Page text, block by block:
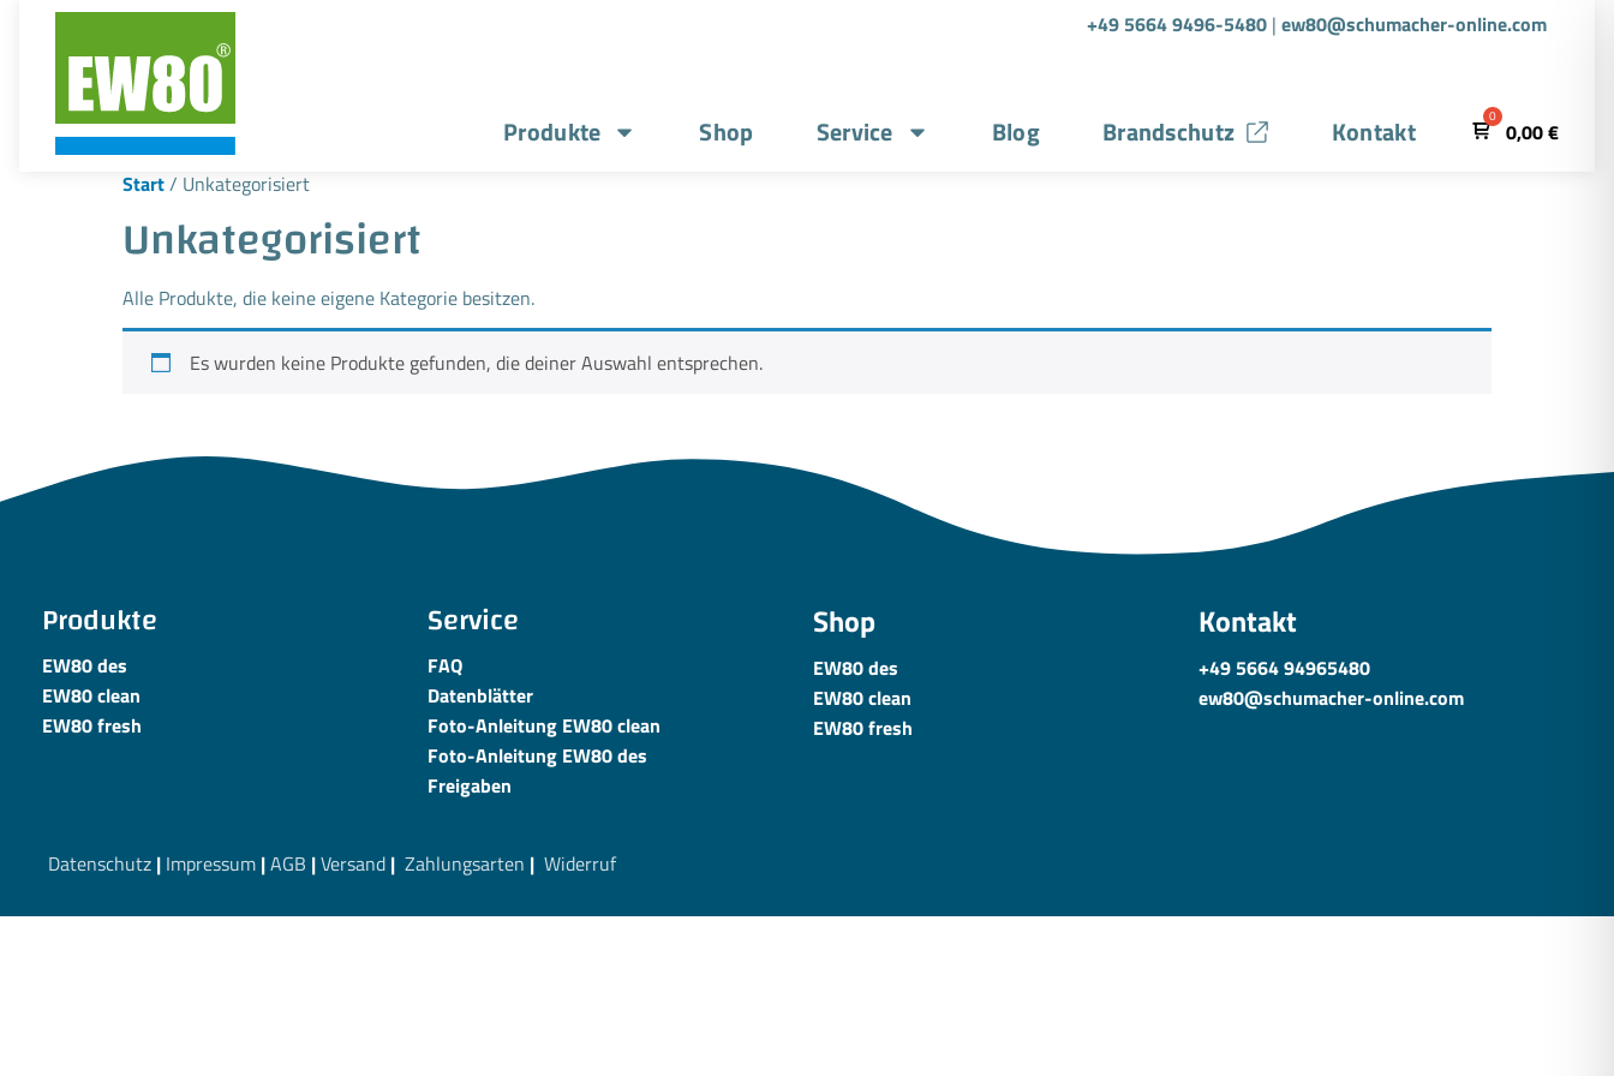
+49 5664 9496-5480 | ew80@schumacher-online.com
Produkte Shop Service Blog Brandschutz Kontakt 0,00€
Start/ Unkategorisiert
Unkategorisiert
Alle Produkte, die keine eigene Kategorie besitzen.
Es wurden keine Produkte gefunden, die deiner Auswahl entsprechen.
Produkte
EW80 des
EW80 clean
EW80 fresh
Service
FAQ
Datenblätter
Foto-Anleitung EW80 clean
Foto-Anleitung EW80 des
Freigaben
Shop
EW80 des
EW80 clean
EW80 fresh
Kontakt
+49 5664 94965480
ew80@schumacher-online.com
Datenschutz | Impressum |AGB |Versand | Zahlungsarten | Widerruf